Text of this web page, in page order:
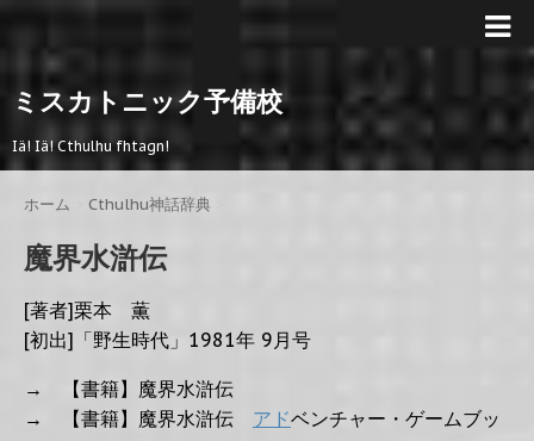
ミスカトニック予備校
Iä! Iä! Cthulhu fhtagn!
ホーム Cthulhu神話辞典
魔界水滸伝
[著者]栗本 薫
[初出]「野生時代」1981年 9月号
→ 【書籍】魔界水滸伝
→ 【書籍】魔界水滸伝 アドベンチャー・ゲームブッ